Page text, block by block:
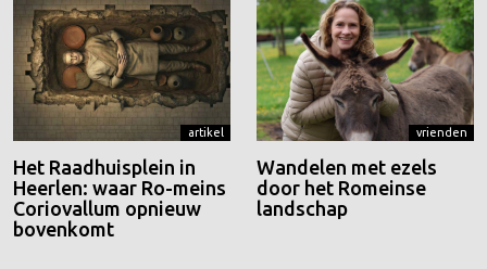
artikel
Het Raadhuisplein in
Heerlen: waar Ro-meins
Coriovallum opnieuw
bovenkomt
vrienden
Wandelen met ezels
door het Romeinse
landschap